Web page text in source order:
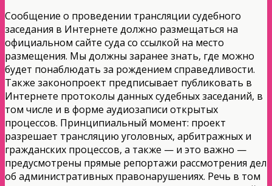
Сообщение о проведении трансляции судебного
заседания в Интернете должно размещаться на
официальном сайте суда со ссылкой на место
размещения. Мы должны заранее знать, где можно
будет понаблюдать за рождением справедливости.
Также законопроект предписывает публиковать в
Интернете протоколы данных судебных заседаний, в
том числе и в форме аудиозаписи открытых
процессов. Принципиальный момент: проект
разрешает трансляцию уголовных, арбитражных и
гражданских процессов, а также — и это важно —
предусмотрены прямые репортажи рассмотрения дел
об административных правонарушениях. Речь в том